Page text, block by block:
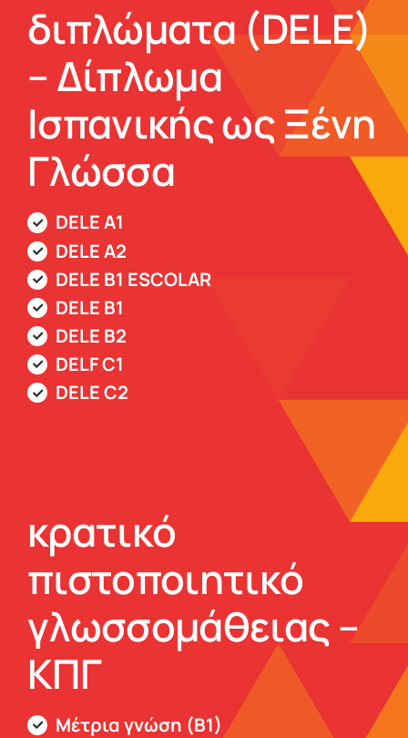
διπλώματα (DELE)
– Δίπλωμα
Ισπανικής ως Ξένη
Γλώσσα
DELE A1
DELE A2
DELE B1 ESCOLAR
DELE B1
DELE B2
DELF C1
DELE C2
κρατικό
πιστοποιητικό
γλωσσομάθειας –
ΚΠΓ
Μέτρια γνώση (Β1)